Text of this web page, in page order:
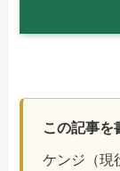
この記事を
ケンジ（現